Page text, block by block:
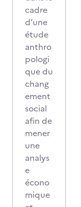
cadre
d’une
étude
anthro
pologi
que du
chang
ement
social
afin de
mener
une
analys
e
écono
mique